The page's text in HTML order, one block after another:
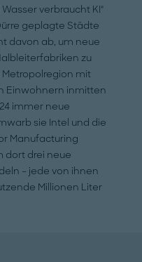
verbraucht KI"
geplagte Städte
davon ab, um neue
zu
mit
Einwohnern inmitten
immer neue
sie Intel und die
Manufacturing
dort drei neue
– jede von ihnen
Millionen Liter